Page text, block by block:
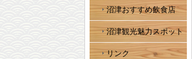
沼津おすすめ飲食店
沼津観光魅力スポット
リンク